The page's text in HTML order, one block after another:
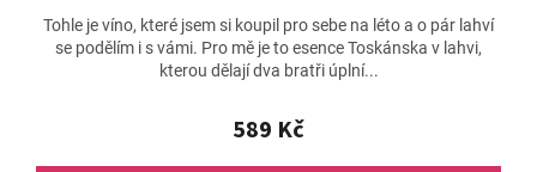
589 Kč
Tohle je víno, které jsem si koupil pro sebe na léto a o pár lahví
se podělím i s vámi. Pro mě je to esence Toskánska v lahvi,
kterou dělají dva bratři úplní...